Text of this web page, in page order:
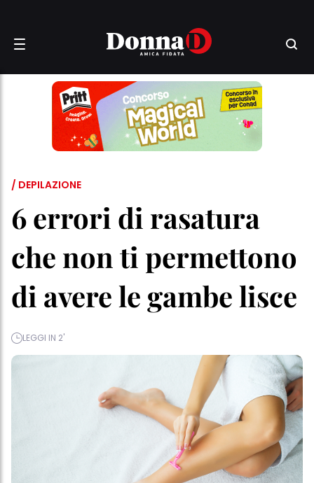
/ DEPILAZIONE
6 errori di rasatura
che non ti permettono
di avere le gambe lisce
LEGGI IN 2'